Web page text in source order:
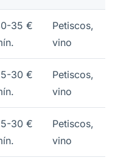
35 €
Petiscos,
vino
30 €
Petiscos,
vino
30 €
Petiscos,
vino